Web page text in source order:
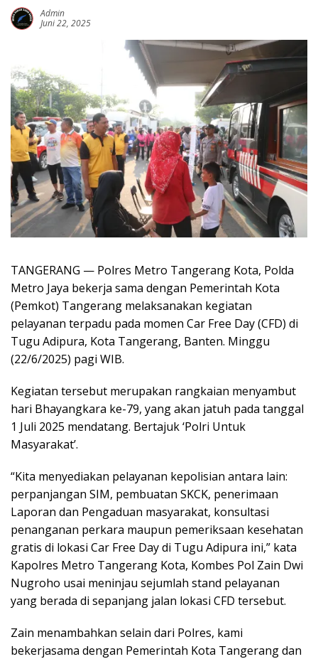
Admin
Juni 22, 2025
TANGERANG — Polres Metro Tangerang Kota, Polda
Metro Jaya bekerja sama dengan Pemerintah Kota
(Pemkot) Tangerang melaksanakan kegiatan
pelayanan terpadu pada momen Car Free Day (CFD) di
Tugu Adipura, Kota Tangerang, Banten. Minggu
(22/6/2025) pagi WIB.
Kegiatan tersebut merupakan rangkaian menyambut
hari Bhayangkara ke-79, yang akan jatuh pada tanggal
1 Juli 2025 mendatang. Bertajuk ‘Polri Untuk
Masyarakat’.
“Kita menyediakan pelayanan kepolisian antara lain:
perpanjangan SIM, pembuatan SKCK, penerimaan
Laporan dan Pengaduan masyarakat, konsultasi
penanganan perkara maupun pemeriksaan kesehatan
gratis di lokasi Car Free Day di Tugu Adipura ini,” kata
Kapolres Metro Tangerang Kota, Kombes Pol Zain Dwi
Nugroho usai meninjau sejumlah stand pelayanan
yang berada di sepanjang jalan lokasi CFD tersebut.
Zain menambahkan selain dari Polres, kami
bekerjasama dengan Pemerintah Kota Tangerang dan